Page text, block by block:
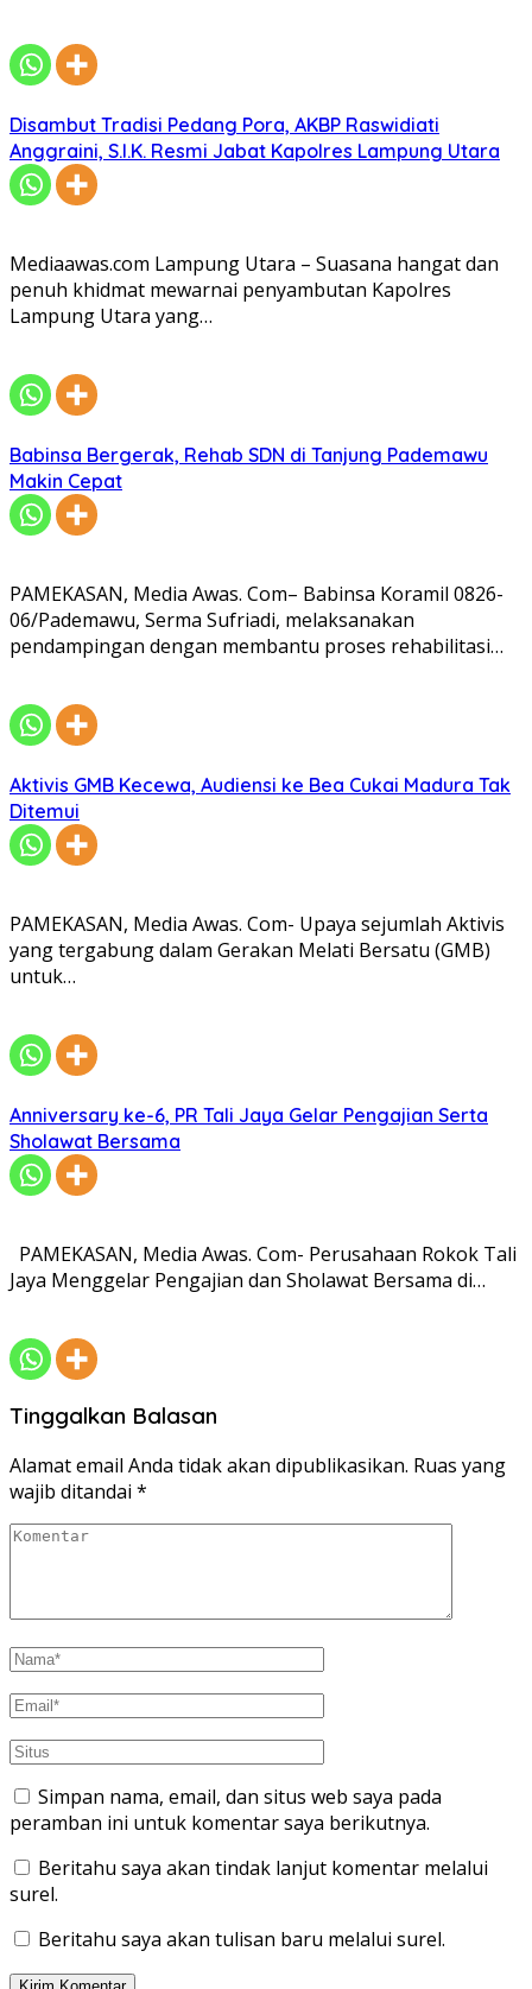
Disambut Tradisi Pedang Pora, AKBP Raswidiati
Anggraini, S.I.K. Resmi Jabat Kapolres Lampung Utara
Mediaawas.com Lampung Utara – Suasana hangat dan
penuh khidmat mewarnai penyambutan Kapolres
Lampung Utara yang…
Babinsa Bergerak, Rehab SDN di Tanjung Pademawu
Makin Cepat
PAMEKASAN, Media Awas. Com– Babinsa Koramil 0826-
06/Pademawu, Serma Sufriadi, melaksanakan
pendampingan dengan membantu proses rehabilitasi…
Aktivis GMB Kecewa, Audiensi ke Bea Cukai Madura Tak
Ditemui
PAMEKASAN, Media Awas. Com- Upaya sejumlah Aktivis
yang tergabung dalam Gerakan Melati Bersatu (GMB)
untuk…
Anniversary ke-6, PR Tali Jaya Gelar Pengajian Serta
Sholawat Bersama
PAMEKASAN, Media Awas. Com- Perusahaan Rokok Tali
Jaya Menggelar Pengajian dan Sholawat Bersama di…
Tinggalkan Balasan
Alamat email Anda tidak akan dipublikasikan. Ruas yang
wajib ditandai *
Simpan nama, email, dan situs web saya pada
peramban ini untuk komentar saya berikutnya.
Beritahu saya akan tindak lanjut komentar melalui
surel.
Beritahu saya akan tulisan baru melalui surel.